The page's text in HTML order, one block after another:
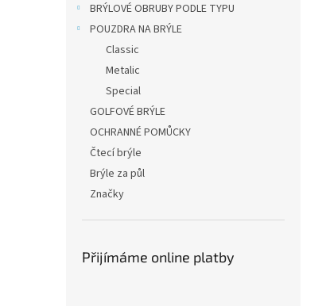
BRÝLOVÉ OBRUBY PODLE TYPU
POUZDRA NA BRÝLE
Classic
Metalic
Special
GOLFOVÉ BRÝLE
OCHRANNÉ POMŮCKY
Čtecí brýle
Brýle za půl
Značky
Přijímáme online platby